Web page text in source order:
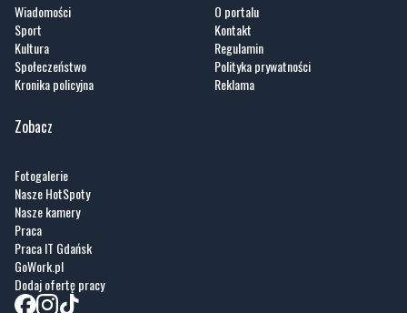
Wiadomości
Sport
Kultura
Społeczeństwo
Kronika policyjna
O portalu
Kontakt
Regulamin
Polityka prywatności
Reklama
Zobacz
Fotogalerie
Nasze HotSpoty
Nasze kamery
Praca
Praca IT Gdańsk
GoWork.pl
Dodaj ofertę pracy